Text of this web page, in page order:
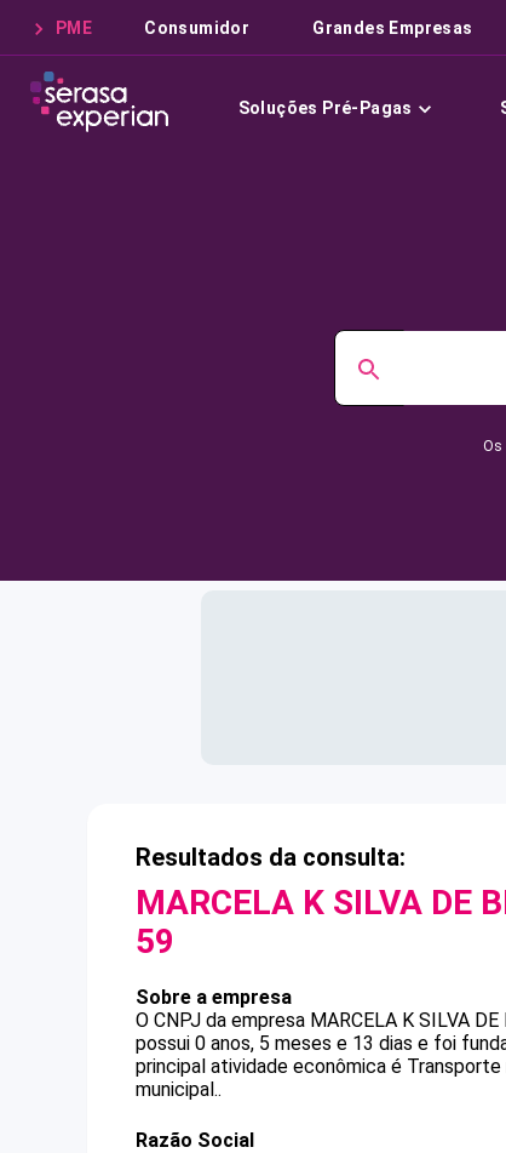
PME Consumidor Grandes Empresas
Soluções Pré-Pagas
Os
Resultados da consulta:
MARCELA K SILVA DE
59
Sobre a empresa
O CNPJ da empresa MARCELA K SILVA
possui 0 anos, 5 meses e 13 dias e foi
principal atividade econômica é
municipal..
Razão Social